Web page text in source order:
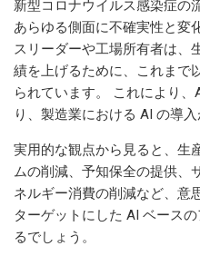
新型コロナウイルス感染症の
あらゆる側面に不確実性と変
スリーダーや工場所有者は、
績を上げるために、これまで
られています。 これにより
り、製造業における AI の導入
実用的な観点から見ると、生
ムの削減、予知保全の提供、
ネルギー消費の削減など、意
ターゲットにした AI ベース
るでしょう。